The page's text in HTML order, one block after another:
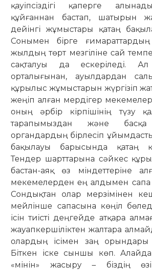
қауіпсіздігі қаперге
құйғаннан бастап, шатырын
дейінгі жұмыстары қатаң
Сонымен бірге
жылдың төрт мезгіліне сай
сақталуы да ескеріледі.
орталығынан, ауылдардан
құрылыс жұмыстарын жүргізіп
жеңіп алған мердігер
оның әрбір кірпішінің түзу
тарапымыздан және
органдардың бірлесіп
бақылауы барысында қатаң
Тендер шарттарына сәйкес
бастан-аяқ өз міндет­теріне
мекемелерден ең алдымен сапа
Сондықтан олар мерзімінен
мейлінше сапасына көңіл
ісін тиісті деңгейде атқара
жауапкершіліктен жалтара
олардың ісімен заң орындары
Біткен іске сыншы көп.
«мінін» жасыру – біздің